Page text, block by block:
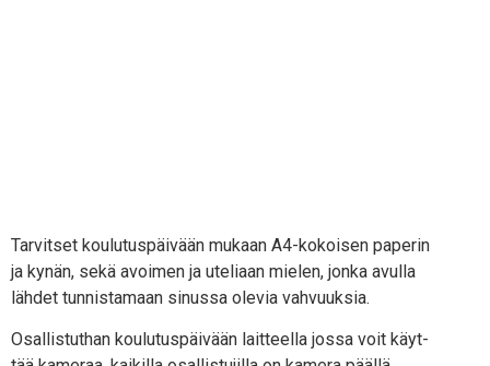
Tar­vit­set kou­lu­tus­päi­vään mukaan A4-kokoi­sen pape­rin
ja kynän, sekä avoi­men ja ute­li­aan mie­len, jon­ka avul­la
läh­det tun­nis­ta­maan sinus­sa ole­via vahvuuksia.
Osal­lis­tut­han kou­lu­tus­päi­vään lait­teel­la jos­sa voit käyt­